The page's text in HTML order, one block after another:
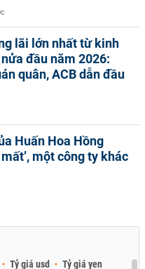
lãi lớn nhất từ kinh
đầu năm 2026:
quân, ACB dẫn đầu
Huấn Hoa Hồng
một công ty khác
Tỷ giá usd Tỷ giá yen